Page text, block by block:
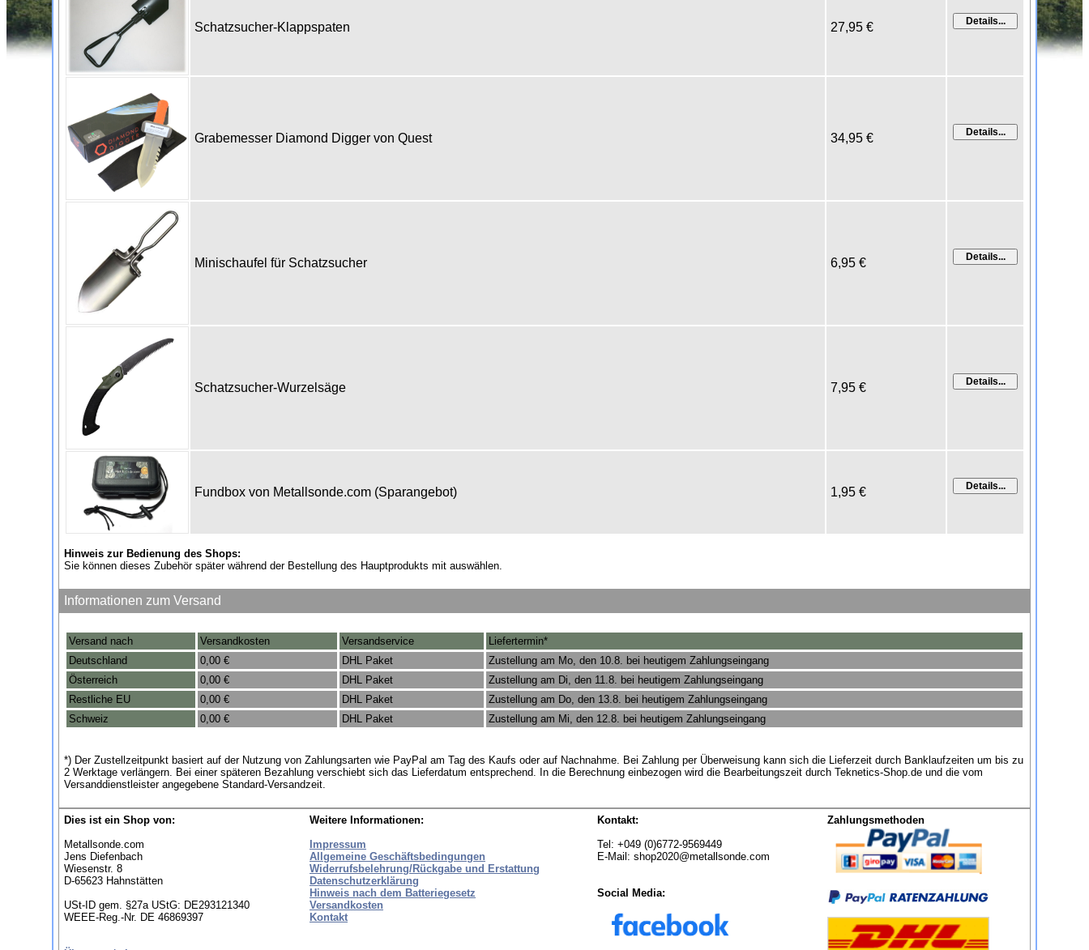
Schatzsucher-Klappspaten 27,95 €
Grabemesser Diamond Digger von Quest 34,95 €
Minischaufel für Schatzsucher 6,95 €
Schatzsucher-Wurzelsäge 7,95 €
Fundbox von Metallsonde.com (Sparangebot) 1,95 €
Hinweis zur Bedienung des Shops:
Sie können dieses Zubehör später während der Bestellung des Hauptprodukts mit auswählen.
Informationen zum Versand
Versand nach Versandkosten Versandservice
Liefertermin*
Deutschland
0,00 € DHL Paket
Zustellung am Mo, den 10.8. bei heutigem Zahlungseingang
Österreich
0,00 € DHL Paket
Zustellung am Di, den 11.8. bei heutigem Zahlungseingang
Restliche EU
0,00 € DHL Paket
Zustellung am Do, den 13.8. bei heutigem Zahlungseingang
Schweiz
0,00 € DHL Paket Zustellung am Mi, den 12.8. bei heutigem Zahlungseingang
*) Der Zustellzeitpunkt basiert auf der Nutzung von Zahlungsarten wie PayPal am Tag des Kaufs oder auf Nachnahme. Bei Zahlung per Überweisung kann sich die Lieferzeit durch Banklaufzeiten um bis zu
2 Werktage verlängern. Bei einer späteren Bezahlung verschiebt sich das Lieferdatum entsprechend. In die Berechnung einbezogen wird die Bearbeitungszeit durch Teknetics-Shop.de und die vom
Versanddienstleister angegebene Standard-Versandzeit.
Dies ist ein Shop von:
Metallsonde.com
Jens Diefenbach
Wiesenstr. 8
D-65623 Hahnstätten
USt-ID gem. §27a UStG: DE293121340
WEEE-Reg.-Nr. DE 46869397
Weitere Informationen:
Impressum
Allgemeine Geschäftsbedingungen
Widerrufsbelehrung/Rückgabe und Erstattung
Datenschutzerklärung
Hinweis nach dem Batteriegesetz
Versandkosten
Kontakt
Kontakt:
Tel: +049 (0)6772-9569449
E-Mail: shop2020@metallsonde.com
Social Media:
Zahlungsmethoden